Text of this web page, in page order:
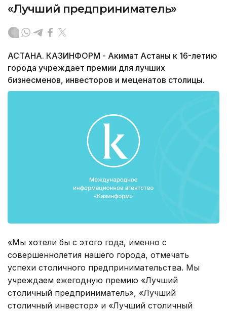
«Лучший предприниматель»
АСТАНА. КАЗИНФОРМ - Акимат Астаны к 16-летию
города учреждает премии для лучших
бизнесменов, инвесторов и меценатов столицы.
«Мы хотели бы с этого года, именно с
совершеннолетия нашего города, отмечать
успехи столичного предпринимательства. Мы
учреждаем ежегодную премию «Лучший
столичный предприниматель», «Лучший
столичный инвестор» и «Лучший столичный